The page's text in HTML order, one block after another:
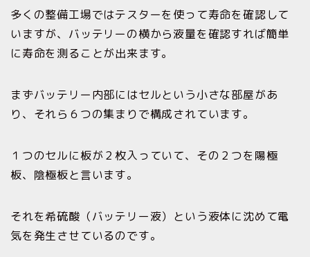
多くの整備工場ではテスターを使って寿命を確認して
いますが、バッテリーの横から液量を確認すれば簡単
に寿命を測ることが出来ます。
まずバッテリー内部にはセルという小さな部屋があ
り、それら６つの集まりで構成されています。
１つのセルに板が２枚入っていて、その２つを陽極
板、陰極板と言います。
それを希硫酸（バッテリー液）という液体に沈めて電
気を発生させているのです。